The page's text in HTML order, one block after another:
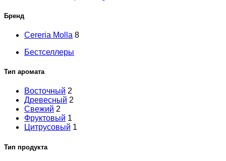
Бренд
Cereria Molla 8
Бестселлеры
Тип аромата
Восточный 2
Древесный 2
Свежий 2
Фруктовый 1
Цитрусовый 1
Тип продукта